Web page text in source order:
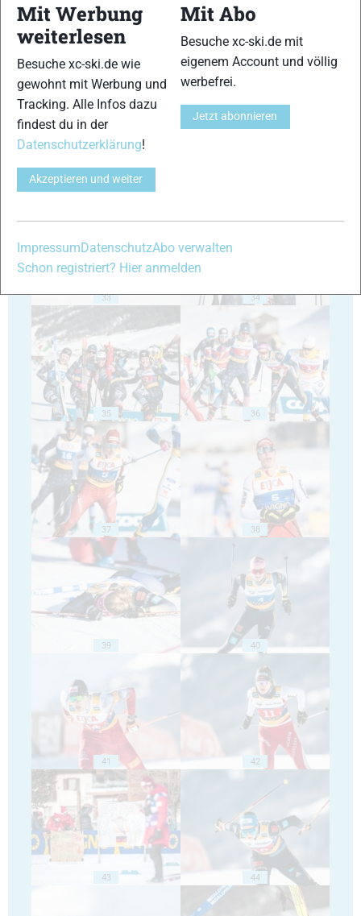
29 30
31
33 34
35 36
37 38
39 40
41 42
43 44
Mit Werbung
weiterlesen
Besuche xc-ski.de wie
gewohnt mit Werbung und
Tracking. Alle Infos dazu
findest du in der
Datenschutzerklärung!
Akzeptieren und weiter
Mit Abo
Besuche xc-ski.de mit
eigenem Account und völlig
werbefrei.
Jetzt abonnieren
Impressum DatenschutzAbo verwalten
Schon registriert? Hier anmelden